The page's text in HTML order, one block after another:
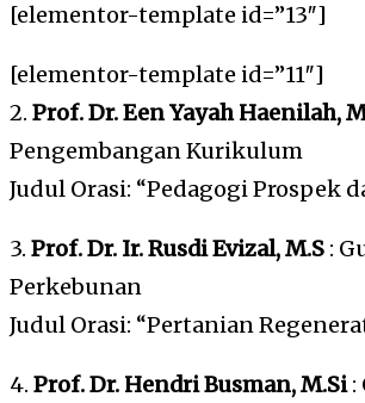
[elementor-template id=”13″]
[elementor-template id=”11″]
2. Prof. Dr. Een Yayah Haenilah,
Pengembangan Kurikulum
Judul Orasi: “Pedagogi Prospek
3. Prof. Dr. Ir. Rusdi Evizal, M.S :
Perkebunan
Judul Orasi: “Pertanian
4. Prof. Dr. Hendri Busman, M.Si: